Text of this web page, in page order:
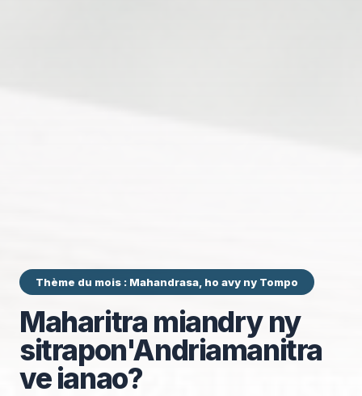
Thème du mois : Mahandrasa, ho avy ny Tompo
Maharitra miandry ny
sitrapon'Andriamanitra
ve ianao?